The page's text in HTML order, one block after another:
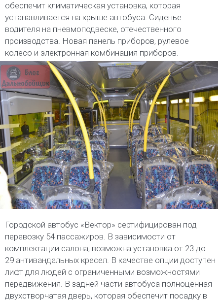
обеспечит климатическая установка, которая
устанавливается на крыше автобуса. Сиденье
водителя на пневмоподвеске, отечественного
производства. Новая панель приборов, рулевое
колесо и электронная комбинация приборов.
Городской автобус «Вектор» сертифицирован под
перевозку 54 пассажиров. В зависимости от
комплектации салона, возможна установка от 23 до
29 антивандальных кресел. В качестве опции доступен
лифт для людей с ограниченными возможностями
передвижения. В задней части автобуса полноценная
двухстворчатая дверь, которая обеспечит посадку в